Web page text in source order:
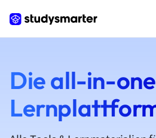
Die all-in-one